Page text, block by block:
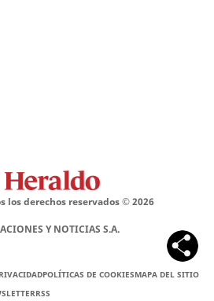
los derechos reservados ©2026
Y NOTICIAS S.A.
POLÍTICAS DE COOKIESMAPA DEL SITIO
RSS